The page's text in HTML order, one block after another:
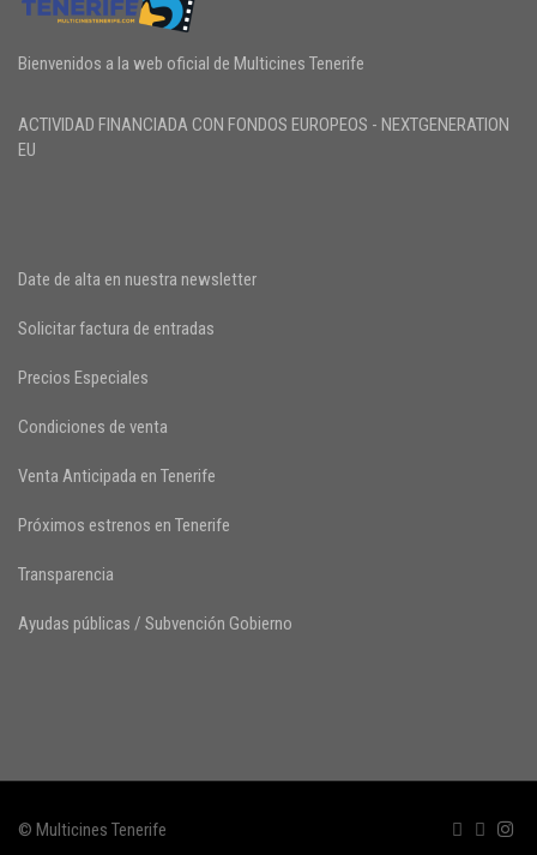
Bienvenidos a la web oficial de Multicines Tenerife
ACTIVIDAD FINANCIADA CON FONDOS EUROPEOS - NEXTGENERATION
EU
Date de alta en nuestra newsletter
Solicitar factura de entradas
Precios Especiales
Condiciones de venta
Venta Anticipada en Tenerife
Próximos estrenos en Tenerife
Transparencia
Ayudas públicas / Subvención Gobierno
© Multicines Tenerife